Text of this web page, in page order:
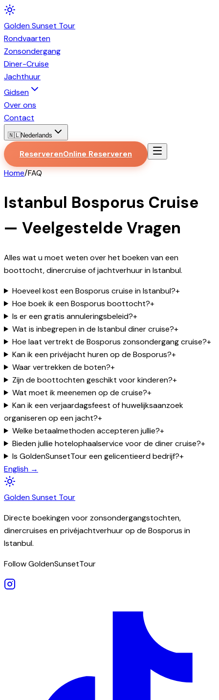
GoldenSunset Tour
Rondvaarten
Zonsondergang
Diner-Cruise
Jachthuur
Gidsen
Over ons
Contact
🇳🇱Nederlands
ReserverenOnline Reserveren
Home/FAQ
Istanbul Bosporus Cruise
— Veelgestelde Vragen
Alles wat u moet weten over het boeken van een
boottocht, dinercruise of jachtverhuur in Istanbul.
Hoeveel kost een Bosporus cruise in Istanbul?+
Hoe boek ik een Bosporus boottocht?+
Is er een gratis annuleringsbeleid?+
Wat is inbegrepen in de Istanbul diner cruise?+
Hoe laat vertrekt de Bosporus zonsondergang cruise?+
Kan ik een privéjacht huren op de Bosporus?+
Waar vertrekken de boten?+
Zijn de boottochten geschikt voor kinderen?+
Wat moet ik meenemen op de cruise?+
Kan ik een verjaardagsfeest of huwelijksaanzoek
organiseren op een jacht?+
Welke betaalmethoden accepteren jullie?+
Bieden jullie hotelophaalservice voor de diner cruise?+
Is GoldenSunsetTour een gelicentieerd bedrijf?+
English →
GoldenSunset Tour
Directe boekingen voor zonsondergangstochten,
dinercruises en privéjachtverhuur op de Bosporus in
Istanbul.
Follow GoldenSunsetTour